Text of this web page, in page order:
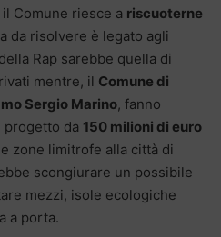
Comune riesce a riscuoterne
da risolvere è legato agli
Rap sarebbe quella di
mentre, il Comune di
Sergio Marino, fanno
progetto da 150 milioni di euro
zone limitrofe alla città di
scongiurare un possibile
mezzi, isole ecologiche
a porta.